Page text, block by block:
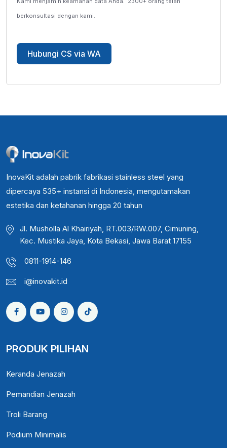
berkonsultasi dengan kami.
Hubungi CS via WA
InovaKit adalah pabrik fabrikasi stainless steel yang
dipercaya 535+ instansi di Indonesia, mengutamakan
estetika dan ketahanan hingga 20 tahun
Jl. Musholla Al Khairiyah, RT.003/RW.007, Cimuning,
Kec. Mustika Jaya, Kota Bekasi, Jawa Barat 17155
0811-1914-146
i@inovakit.id
PRODUK PILIHAN
Keranda Jenazah
Pemandian Jenazah
Troli Barang
Podium Minimalis